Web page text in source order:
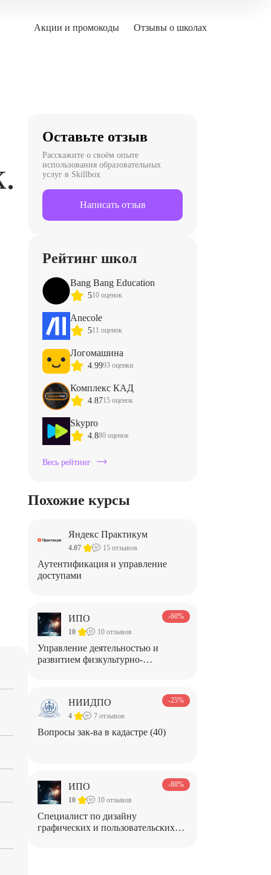
Акции и промокоды Отзывы о школах
Оставьте отзыв
Расскажите о своём опыте
использования образовательных
услуг в Skillbox
Написать отзыв
Рейтинг школ
Bang Bang Education
510 оценок
Anecole
511 оценок
Логомашина
4.9993 оценки
Комплекс КАД
4.8715 оценок
Skypro
4.880 оценок
Весь рейтинг
Похожие курсы
Яндекс Практикум
4.07 15 отзывов
Аутентификация и управление
доступами
ИПО
10 10 отзывов
Управление деятельностью и
развитием физкультурно-
-60%
НИИДПО
4 7 отзывов
Вопросы зак-ва в кадастре (40)
-25%
ИПО
10 10 отзывов
Специалист по дизайну
графических и пользовательских
-80%